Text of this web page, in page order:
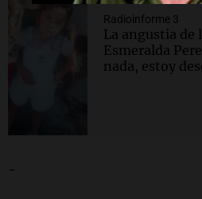
Radioinforme 3
La angustia de
Esmeralda
nada, estoy
-